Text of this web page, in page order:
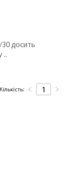
30 досить
..
Кількість: